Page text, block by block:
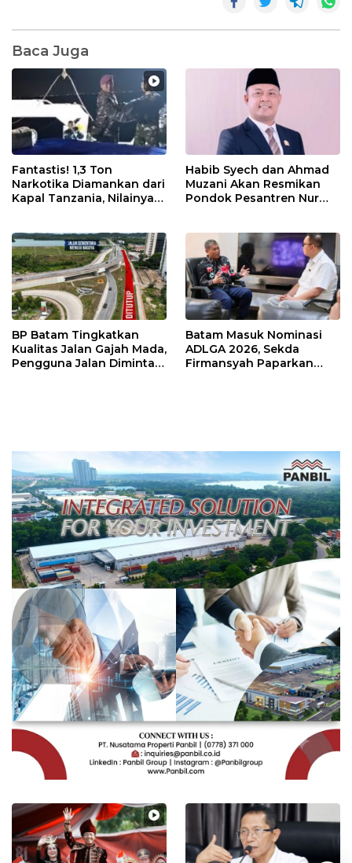
Baca Juga
Fantastis! 1,3 Ton
Narkotika Diamankan dari
Kapal Tanzania, Nilainya
Habib Syech dan Ahmad
Muzani Akan Resmikan
Pondok Pesantren Nur
BP Batam Tingkatkan
Kualitas Jalan Gajah Mada,
Pengguna Jalan Diminta
Batam Masuk Nominasi
ADLGA 2026, Sekda
Firmansyah Paparkan